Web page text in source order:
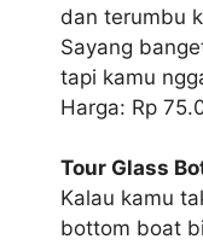
dan terumbu
Sayang
tapi kamu
Harga: Rp
Tour Glass
Kalau kamu
bottom boat